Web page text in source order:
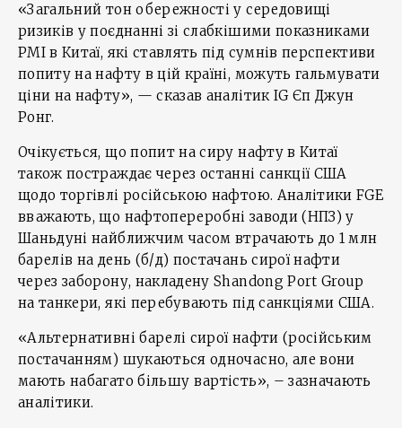
«Загальний тон обережності у середовищі
ризиків у поєднанні зі слабкішими показниками
PMI в Китаї, які ставлять під сумнів перспективи
попиту на нафту в цій країні, можуть гальмувати
ціни на нафту», — сказав аналітик IG Єп Джун
Ронг.
Очікується, що попит на сиру нафту в Китаї
також постраждає через останні санкції США
щодо торгівлі російською нафтою. Аналітики FGE
вважають, що нафтопереробні заводи (НПЗ) у
Шаньдуні найближчим часом втрачають до 1 млн
барелів на день (б/д) постачань сирої нафти
через заборону, накладену Shandong Port Group
на танкери, які перебувають під санкціями США.
«Альтернативні барелі сирої нафти (російським
постачанням) шукаються одночасно, але вони
мають набагато більшу вартість», – зазначають
аналітики.